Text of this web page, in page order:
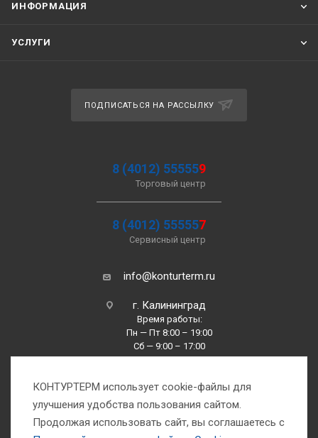
ИНФОРМАЦИЯ
УСЛУГИ
ПОДПИСАТЬСЯ НА РАССЫЛКУ
8 (4012) 555559
Торговый центр
8 (4012) 555557
Сервисный центр
info@konturterm.ru
г. Калининград
Время работы:
Пн — Пт 8:00 – 19:00
Сб — 9:00 – 17:00
Вс —10:00 – 16:00
КОНТУРТЕРМ использует cookie-файлы для
улучшения удобства пользования сайтом.
Продолжая использовать сайт, вы соглашаетесь с